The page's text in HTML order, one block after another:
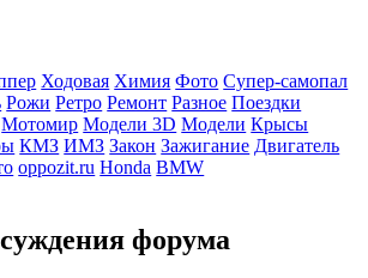
Ходовая Химия Фото Супер-самопал
Рожи Ретро Ремонт Разное Поездки
Мотомир Модели 3D Модели Крысы
КМЗ ИМЗ Закон Зажигание Двигатель
oppozit.ru Honda BMW
форума